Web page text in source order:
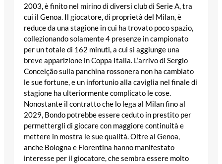
2003, è finito nel mirino di diversi club di Serie A, tra
cui il Genoa. Il giocatore, di proprietà del Milan, è
reduce da una stagione in cui ha trovato poco spazio,
collezionando solamente 4 presenze in campionato
per un totale di 162 minuti, a cui si aggiunge una
breve apparizione in Coppa Italia. L’arrivo di Sergio
Conceição sulla panchina rossonera non ha cambiato
le sue fortune, e un infortunio alla caviglia nel finale di
stagione ha ulteriormente complicato le cose.
Nonostante il contratto che lo lega al Milan fino al
2029, Bondo potrebbe essere ceduto in prestito per
permettergli di giocare con maggiore continuità e
mettere in mostra le sue qualità. Oltre al Genoa,
anche Bologna e Fiorentina hanno manifestato
interesse per il giocatore, che sembra essere molto